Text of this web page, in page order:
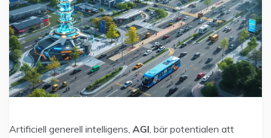
Artificiell generell intelligens, AGI , bär potentialen att